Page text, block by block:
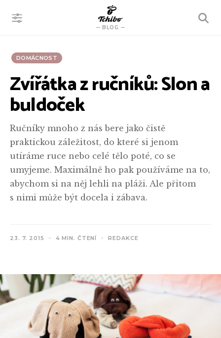
BLOG
VYHLEDÁVÁNÍ
DOMÁCNOST
Zvířátka z ručníků: Slon a
buldoček
Ručníky mnoho z nás bere jako čistě
praktickou záležitost, do které si jenom
utíráme ruce nebo celé tělo poté, co se
umyjeme. Maximálně ho pak používáme na to,
abychom si na něj lehli na pláži. Ale přitom
s nimi může být docela i zábava.
23. 7. 2015 4 MIN. ČTENÍ REDAKCE